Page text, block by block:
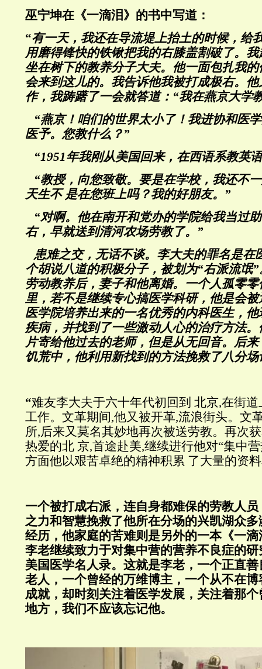
巫宁坤在《一滴泪》的书中写道：
“有一天，我还在导流堤上抬土的时候，给
用磨得锋快的铁锹把我的右膝盖割破了。
坐在树下的教养分子大夫。他一面包扎我
会来到这儿的。我告诉他我被打成极右。
作，我踌躇了一会就答道：“我在燕京大学
“燕京！咱们的世界太小了！我进协和医
医予。您教什么？”
“1951年我刚从美国回来，在西语系教英
“教授，向您致敬。要是在学校，我还不
天生不 是在您班上吗？我的好朋友。”
“对啊。他在南开和党办的学院给我当过
右，早就送到清河农场劳教了。”
患难之交，无话不谈。李大夫的罪名是在
个胡说八道的积极分子，被划为“右派流氓
劳动教养后，妻子和他离婚。一个人孤零
里，若不是继续专心搞医学科研，他是会
医学院培养出来的一名优秀的内科医生，
疾病，并找到了一些激动人心的治疗方法
片寄给他过去的老师，但是从无回音。后
饥荒中，他利用新找到的方法挽救了八分
“难友李大夫于六十年代初回到 北京,在街
工作。文革期间,他又被开革,流浪街头。文
所,后来又莫名其妙地再次被送劳教。再次
热爱的北 京,首途赴美,继续进行他对“集中
方面他以艰苦卓绝的精神积累 了大量的资
一个被打成右派，连自身都难保的劳教人
之力和智慧挽救了他所在分场的兴凯湖众
经历，他家庭的苦难则是另外的一本《一
李老继续致力于对集中营的营养不良症的
美国医学名人录。这就是李老，一个正直
老人，一个曾经的万维博主，一个从不在
成就，却时刻关注着医学发展，关注着那
地方，我们不应该忘记他。